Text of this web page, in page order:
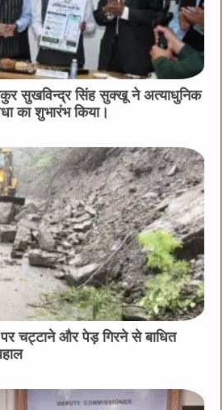
सुखविन्द्र सिंह सुक्खू ने अत्याधुनिक
का शुभारंभ किया।
पर चट्टाने और पेड़ गिरने से बाधित